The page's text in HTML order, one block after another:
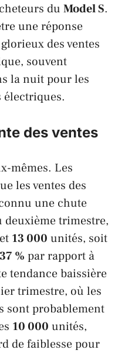
du Model S.
une réponse
des ventes
souvent
la nuit pour les
électriques.
des ventes
mêmes. Les
les ventes des
une chute
deuxième trimestre,
et 13 000 unités, soit
37 % par rapport à
tendance baissière
trimestre, où les
sont probablement
10 000 unités,
de faiblesse pour